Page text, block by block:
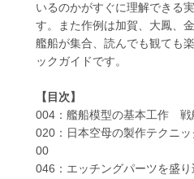
いるのかがすぐに理解できる
す。また作例は加賀、大鳳、
艦船が集合、読んでも観ても
ックガイドです。
【目次】
004：艦船模型の基本工作
020：日本空母の製作テクニ
00
046：エッチングパーツを盛